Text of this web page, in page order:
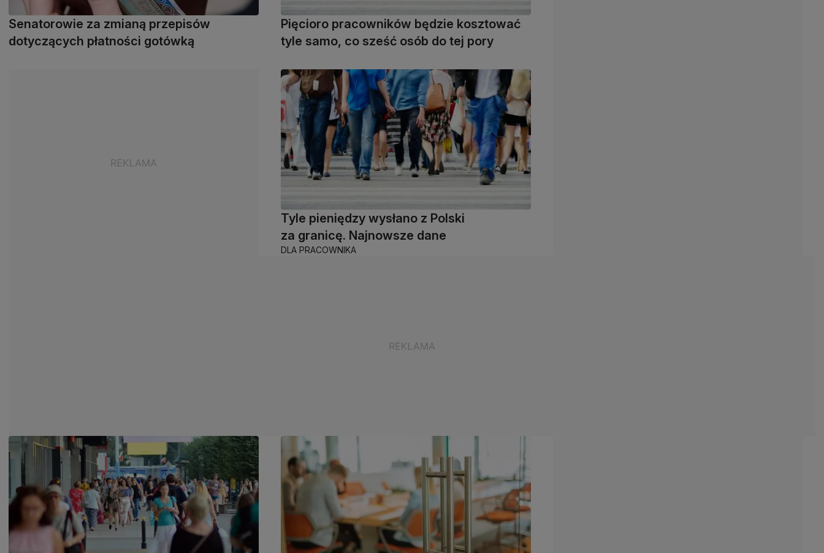
Senatorowie za zmianą przepisów
dotyczących płatności gotówką
Pięcioro pracowników będzie kosztować
tyle samo, co sześć osób do tej pory
Tyle pieniędzy wysłano z Polski
za granicę. Najnowsze dane
DLA PRACOWNIKA